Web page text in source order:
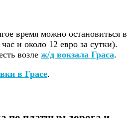
время можно остановиться в
и около 12 евро за сутки).
возле ж/д вокзала Граса.
в Грасе.